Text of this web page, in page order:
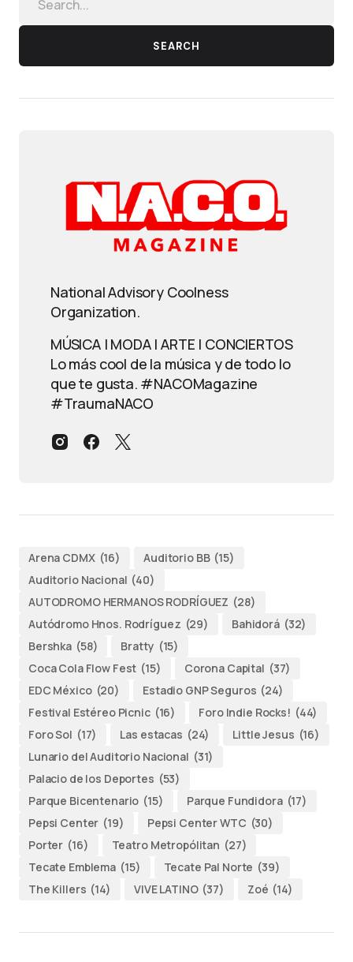
SEARCH
National Advisory Coolness
Organization.
MÚSICA | MODA | ARTE | CONCIERTOS
Lo más cool de la música y de todo lo
que te gusta. #NACOMagazine
#TraumaNACO
Arena CDMX (16) Auditorio BB (15)
Auditorio Nacional (40)
AUTODROMO HERMANOS RODRÍGUEZ (28)
Autódromo Hnos. Rodríguez (29) Bahidorá (32)
Bershka (58) Bratty (15)
Coca Cola Flow Fest (15) Corona Capital (37)
EDC México (20) Estadio GNP Seguros (24)
Festival Estéreo Picnic (16) Foro Indie Rocks! (44)
Foro Sol (17) Las estacas (24) Little Jesus (16)
Lunario del Auditorio Nacional (31)
Palacio de los Deportes (53)
Parque Bicentenario (15) Parque Fundidora (17)
Pepsi Center (19) Pepsi Center WTC (30)
Porter (16) Teatro Metropólitan (27)
Tecate Emblema (15) Tecate Pal Norte (39)
The Killers (14) VIVE LATINO (37) Zoé (14)